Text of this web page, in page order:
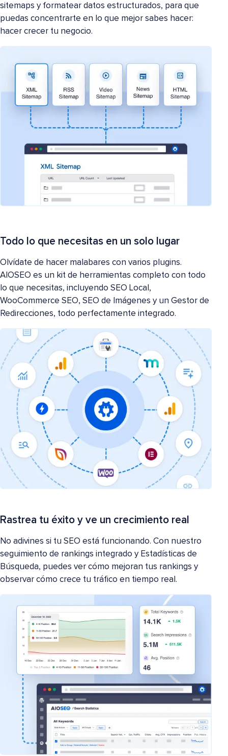
sitemaps y formatear datos estructurados, para que
puedas concentrarte en lo que mejor sabes hacer:
hacer crecer tu negocio.
Todo lo que necesitas en un solo lugar
Olvídate de hacer malabares con varios plugins.
AIOSEO es un kit de herramientas completo con todo
lo que necesitas, incluyendo SEO Local,
WooCommerce SEO, SEO de Imágenes y un Gestor de
Redirecciones, todo perfectamente integrado.
Rastrea tu éxito y ve un crecimiento real
No adivines si tu SEO está funcionando. Con nuestro
seguimiento de rankings integrado y Estadísticas de
Búsqueda, puedes ver cómo mejoran tus rankings y
observar cómo crece tu tráfico en tiempo real.